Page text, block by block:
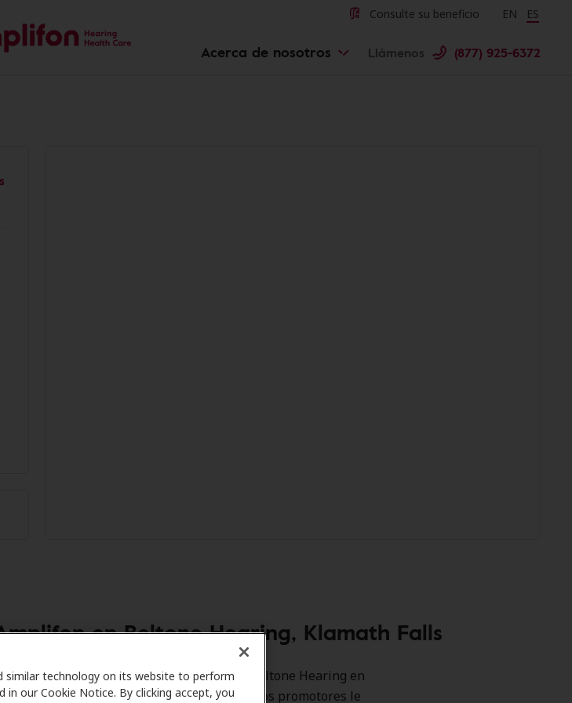
similar technology on its website to perform
in our Cookie Notice. By clicking accept, you
Consulte su beneficio Change
EN ES
Acerca de nosotros Llámenos (877) 925-6372
en Beltone Hearing, Klamath Falls
planes de beneficios y clínicas como Beltone Hearing en
en audífonos y atención auditiva. Nuestros promotores le